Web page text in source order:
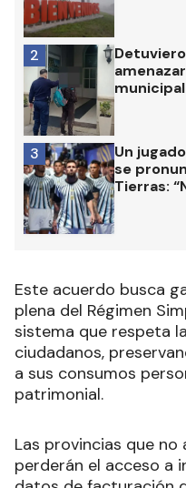
municipal
2
Un
se
Tierras:
3
Este acuerdo busca
plena del Régimen
sistema que respeta
ciudadanos,
a sus consumos
patrimonial.
Las provincias que no
perderán el acceso a